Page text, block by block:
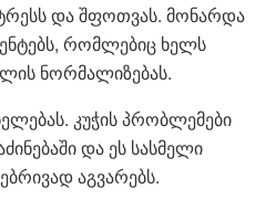
და შფოთვას. მონარდა
რომლებიც ხელს
ნორმალიზებას.
კუჭის პრობლემები
და ეს სასმელი
აგვარებს.